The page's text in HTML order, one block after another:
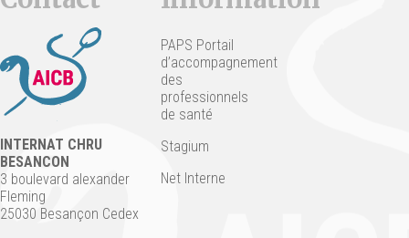
INTERNAT CHRU
BESANCON
3 boulevard alexander
Fleming
25030 Besançon Cedex
PAPS Portail
d’accompagnement
des
professionnels
de santé
Stagium
Net Interne